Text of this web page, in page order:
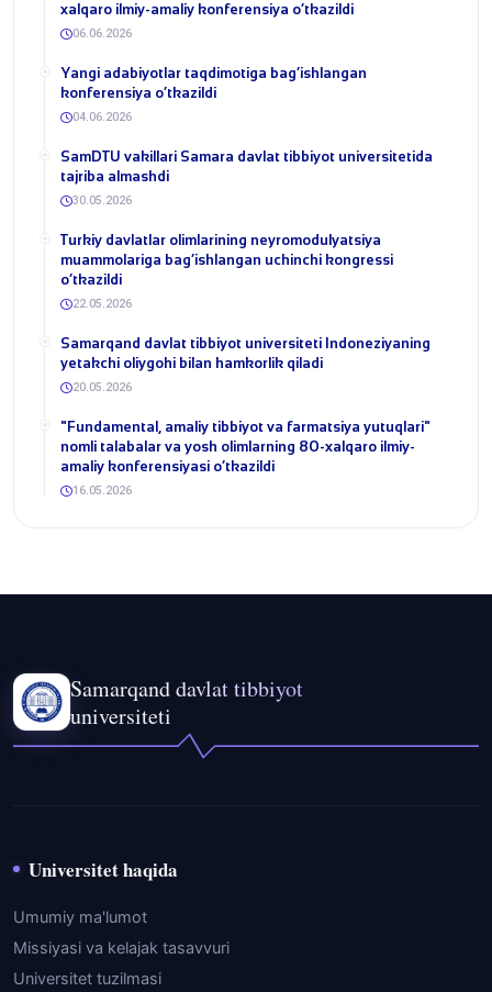
xalqaro ilmiy-amaliy konferensiya o‘tkazildi
06.06.2026
​Yangi adabiyotlar taqdimotiga bag‘ishlangan
konferensiya o‘tkazildi
04.06.2026
SamDTU vakillari Samara davlat tibbiyot universitetida
tajriba almashdi
30.05.2026
​Turkiy davlatlar olimlarining neyromodulyatsiya
muammolariga bag‘ishlangan uchinchi kongressi
o‘tkazildi
22.05.2026
Samarqand davlat tibbiyot universiteti Indoneziyaning
yetakchi oliygohi bilan hamkorlik qiladi
20.05.2026
​"Fundamental, amaliy tibbiyot va farmatsiya yutuqlari"
nomli talabalar va yosh olimlarning 80-xalqaro ilmiy-
amaliy konferensiyasi o‘tkazildi
16.05.2026
Samarqand davlat tibbiyot
universiteti
Universitet haqida
Umumiy ma'lumot
Missiyasi va kelajak tasavvuri
Universitet tuzilmasi